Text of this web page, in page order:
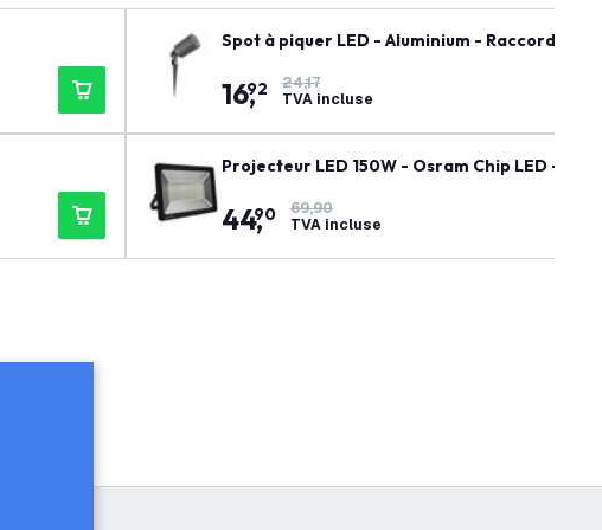
Spot à piquer LED - Aluminium - Raccord
16,
92
24,17
TVA incluse
Projecteur LED 150W - Osram Chip LED -
44,
90
69,90
TVA incluse